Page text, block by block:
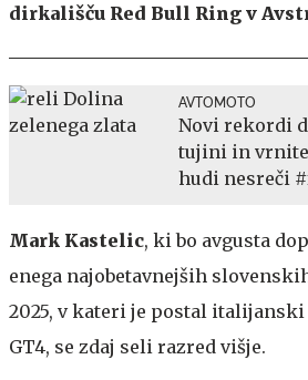
dirkališču Red Bull Ring v
AVTOMOTO
Novi rekordi
tujini in
hudi nesreči
Mark Kastelic, ki bo avgusta
enega najobetavnejših
2025, v kateri je postal
GT4, se zdaj seli razred višje.